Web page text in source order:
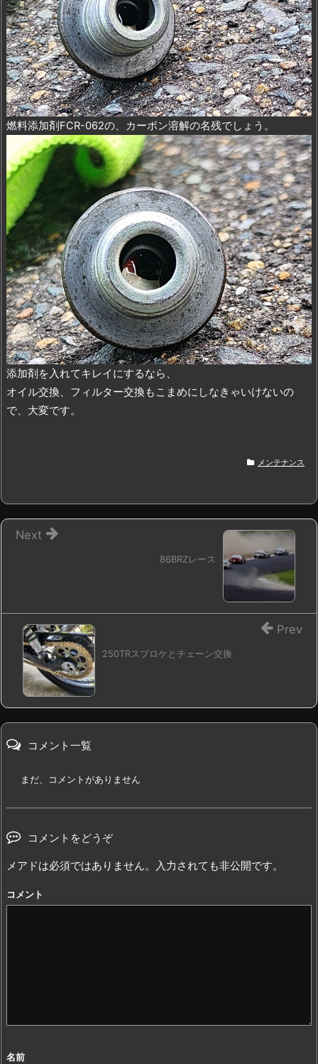
燃料添加剤FCR-062の、カーボン溶解の名残でしょう。
添加剤を入れてキレイにするなら、
オイル交換、フィルター交換もこまめにしなきゃいけないの
で、大変です。
メンテナンス
86BRZレース
Next
250TRスプロケとチェーン交換
Prev
コメント一覧
まだ、コメントがありません
コメントをどうぞ
メアドは必須ではありません。入力されても非公開です。
コメント
名前